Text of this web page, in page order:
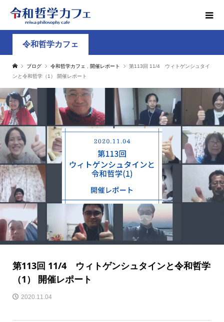
令和哲学カフェ
ブログ 令和哲学カフェ 開催レポート
第113回 11/4 ウィトゲンシュタイ
ンと令和哲学（1） 開催レポート
第113回 11/4 ウィトゲンシュタインと令和哲学
（1） 開催レポート
2020.11.04